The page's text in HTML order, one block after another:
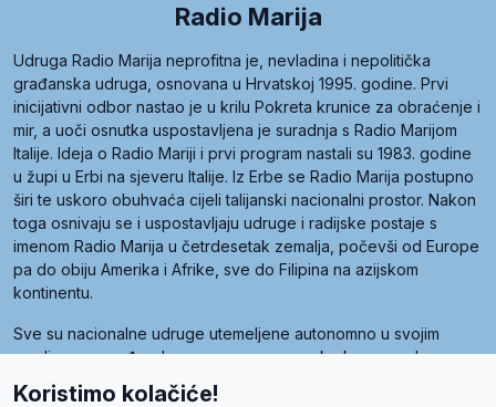
Radio Marija
Udruga Radio Marija neprofitna je, nevladina i nepolitička
građanska udruga, osnovana u Hrvatskoj 1995. godine. Prvi
inicijativni odbor nastao je u krilu Pokreta krunice za obraćenje i
mir, a uoči osnutka uspostavljena je suradnja s Radio Marijom
Italije. Ideja o Radio Mariji i prvi program nastali su 1983. godine
u župi u Erbi na sjeveru Italije. Iz Erbe se Radio Marija postupno
širi te uskoro obuhvaća cijeli talijanski nacionalni prostor. Nakon
toga osnivaju se i uspostavljaju udruge i radijske postaje s
imenom Radio Marija u četrdesetak zemalja, počevši od Europe
pa do obiju Amerika i Afrike, sve do Filipina na azijskom
kontinentu.
Sve su nacionalne udruge utemeljene autonomno u svojim
zemljama, a međusobna su povezane preko krovne udruge
pod nazivom Svjetska obitelj Radio Marije (World Family of
Radio Maria). Svjetsku obitelj utemeljilo je sedam članica, među
Koristimo kolačiće!